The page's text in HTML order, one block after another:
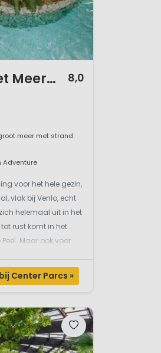
Center Parcs Het Meerdal 8,0
meer met strand
Adventure
voor het hele gezin,
vlak bij Venlo, echt
helemaal uit in het
rust komt in het
Maar ook voor
in...
Center Parcs »